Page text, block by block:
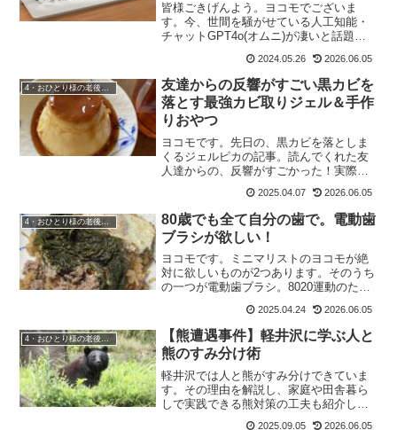
皆様ごきげんよう。ヨコモでございま
す。今、世間を騒がせている人工知能・
チャットGPT4o(オムニ)が凄いと話題に
いなー、と思っていたのでちょっとイン
ストールして試しにいろんな質問を投げ
ていました。介護に大...
2024.05.26 2026.06.05
友達からの反響がすごい黒カビを
落とす最強カビ取りジェル＆手作
りおやつ
ヨコモです。先日の、黒カビを落としま
くるジェルピカの記事。読んでくれた友
人達からの、反響がすごかった！実際に
論より証拠。今のキレイな窓枠を見てい
たので、私も買う！と言っていました。
頑固な黒カビには2回攻撃...
2025.04.07 2026.06.05
4・おひとり様の老後準備
80歳でも全て自分の歯で。電動歯
ブラシが欲しい！
ヨコモです。ミニマリストのヨコモが絶
対に欲しいものが2つあります。そのうち
の一つが電動歯ブラシ。8020運動のため
も自分の歯を20本キープしよう！と言う
のが8020運動。確かに入れ歯になると、
食べ物の味...
2025.04.24 2026.06.05
【熊遭遇事件】軽井沢に学ぶ人と
熊のすみ分け術
軽井沢では人と熊がすみ分けできていま
す。その理由を解説し、家庭や田舎暮ら
しで実践できる熊対策の工夫も紹介しま
2025.09.05 2026.06.05